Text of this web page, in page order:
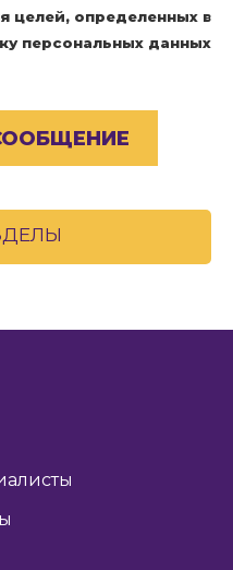
целей, определенных в
персональных данных